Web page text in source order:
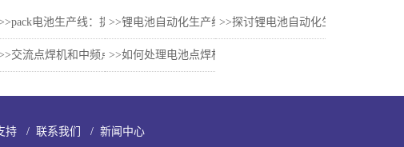
焊接2018-06-06 15:06
04-24 18:04
01-21 18:01
电池生产线：提升生产效率的关键技术2023-08-21 14:08
>>锂电池自动化生产线—未来能源的制造革命
>>探讨锂电池自动化生产线系统的研
交流点焊机和中频点焊机有何区别2018-04-24 18:04
>>如何处理电池点焊机的故障?
持 / 联系我们 / 新闻中心